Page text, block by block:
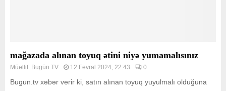
mağazada alınan toyuq ətini niyə yumamalısınız
Müəllif: Bugün TV 12 Fevral 2024, 22:43 0
Bugun.tv xəbər verir ki, satın alınan toyuq yuyulmalı olduğuna